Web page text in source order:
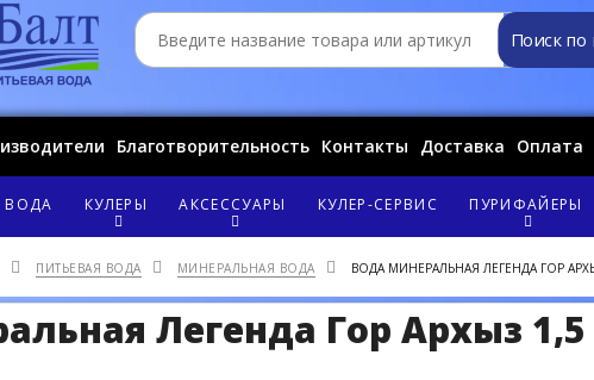
Поиск по
Благотворительность Контакты Доставка Оплата
ВОДА КУЛЕРЫ АКСЕССУАРЫ КУЛЕР-СЕРВИС ПУРИФАЙЕРЫ
ПИТЬЕВАЯ ВОДА МИНЕРАЛЬНАЯ ВОДА ВОДА МИНЕРАЛЬНАЯ ЛЕГЕНДА ГОР
Легенда Гор Архыз